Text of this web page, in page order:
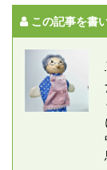
この記事を書